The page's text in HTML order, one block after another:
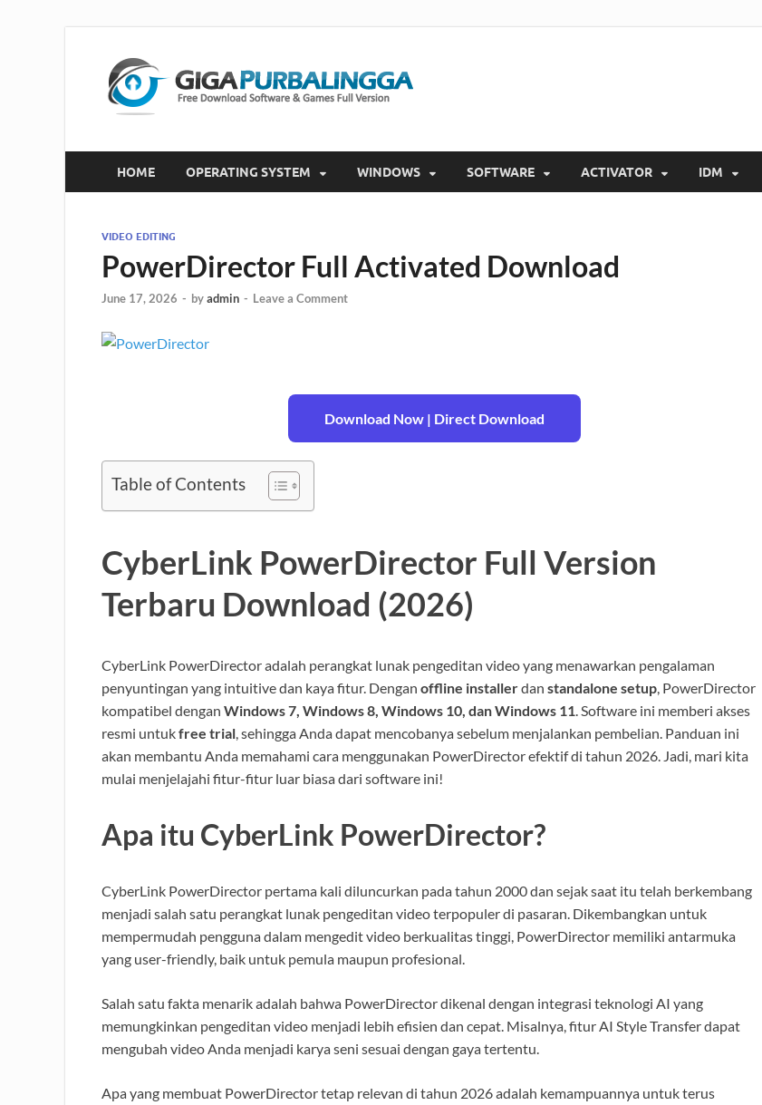
HOME OPERATING SYSTEM WINDOWS SOFTWARE ACTIVATOR IDM
VIDEO EDITING
PowerDirector Full Activated Download
June 17, 2026 - byadmin - Leave a Comment
Download Now | Direct Download
Table of Contents
CyberLink PowerDirector Full Version
Terbaru Download (2026)
CyberLink PowerDirector adalah perangkat lunak pengeditan video yang menawarkan pengalaman
penyuntingan yang intuitive dan kaya fitur. Dengan offline installerdan standalone setup, PowerDirector
kompatibel dengan Windows 7, Windows 8, Windows 10, dan Windows 11. Software ini memberi akses
resmi untukfree trial, sehingga Anda dapat mencobanya sebelum menjalankan pembelian. Panduan ini
akan membantu Anda memahami cara menggunakan PowerDirector efektif di tahun 2026. Jadi, mari kita
mulai menjelajahi fitur-fitur luar biasa dari software ini!
Apa itu CyberLink PowerDirector?
CyberLink PowerDirector pertama kali diluncurkan pada tahun 2000 dan sejak saat itu telah berkembang
menjadi salah satu perangkat lunak pengeditan video terpopuler di pasaran. Dikembangkan untuk
mempermudah pengguna dalam mengedit video berkualitas tinggi, PowerDirector memiliki antarmuka
yang user-friendly, baik untuk pemula maupun profesional.
Salah satu fakta menarik adalah bahwa PowerDirector dikenal dengan integrasi teknologi AI yang
memungkinkan pengeditan video menjadi lebih efisien dan cepat. Misalnya, fitur AI Style Transfer dapat
mengubah video Anda menjadi karya seni sesuai dengan gaya tertentu.
Apa yang membuat PowerDirector tetap relevan di tahun 2026 adalah kemampuannya untuk terus